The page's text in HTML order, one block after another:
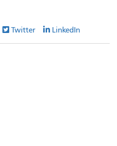
Twitter LinkedIn